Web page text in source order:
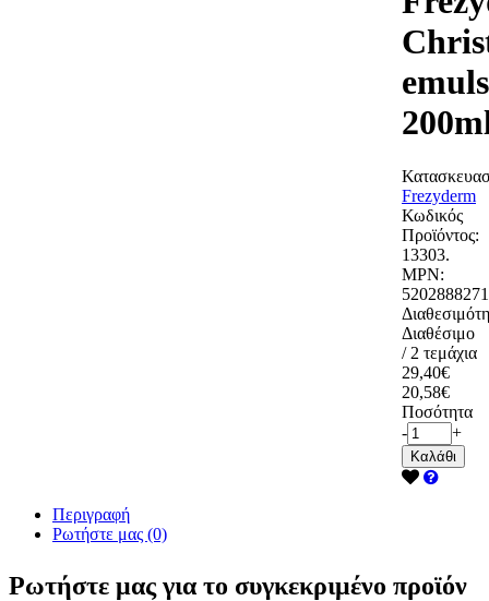
Frezyderm
Κωδικός
Προϊόντος:
13303.
MPN:
Διαθέσιμο
/ 2 τεμάχια
29,40€
20,58€
Ποσότητα
-
+
Καλάθι
Περιγραφή
Ρωτήστε μας (0)
Ρωτήστε μας για το συγκεκριμένο προϊόν